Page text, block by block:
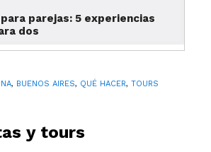
Colón.
en Buenos Aires que ofrece
Walks no requieren
ubiques al guía.
parejas: 5 experiencias
dos
, BUENOS AIRES, QUÉ HACER, TOURS
y tours